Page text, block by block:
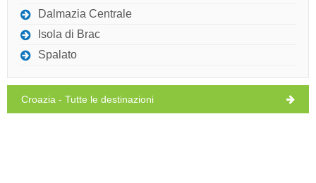
Dalmazia Centrale
Isola di Brac
Spalato
Croazia - Tutte le destinazioni